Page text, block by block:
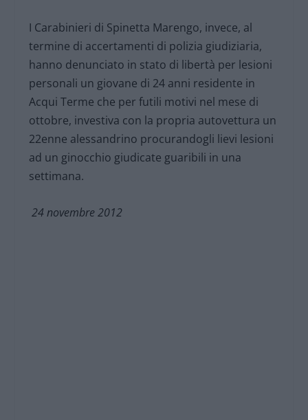
I Carabinieri di Spinetta Marengo, invece, al
termine di accertamenti di polizia giudiziaria,
hanno denunciato in stato di libertà per lesioni
personali un giovane di 24 anni residente in
Acqui Terme che per futili motivi nel mese di
ottobre, investiva con la propria autovettura un
22enne alessandrino procurandogli lievi lesioni
ad un ginocchio giudicate guaribili in una
settimana.
24 novembre 2012